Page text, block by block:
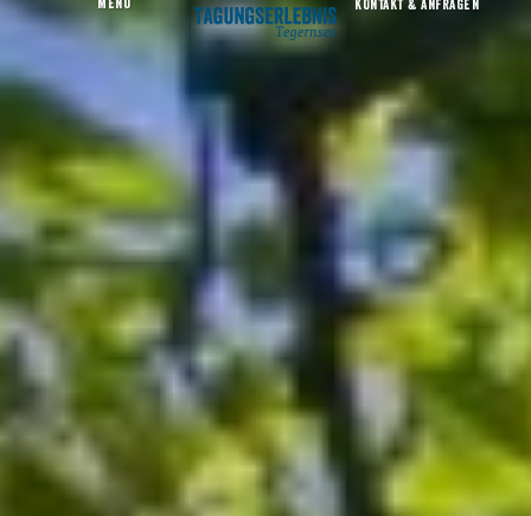
Startseite Tagungserlebnis Der LEEBERGHOF/ Tagungslocation
MENU KONTAKT & ANFRAGEN